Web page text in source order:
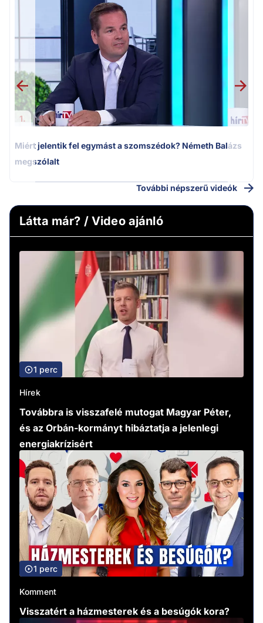
1.
Miért jelentik fel egymást a szomszédok? Németh Balázs
megszólalt
További népszerű videók
Látta már? / Video ajánló
1 perc
Hírek
Továbbra is visszafelé mutogat Magyar Péter,
és az Orbán-kormányt hibáztatja a jelenlegi
energiakrízisért
1 perc
Komment
Visszatért a házmesterek és a besúgók kora?